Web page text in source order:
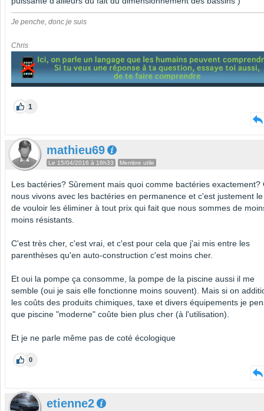
Je penche, donc je suis
Chris
1
mathieu69
Le 15/04/2016 à 16h33 Membre utile
Les bactéries? Sûrement mais quoi comme bactéries exactement?
nous vivons avec les bactéries en permanence et c'est justement
de vouloir les éliminer à tout prix qui fait que nous sommes de
moins résistants.
C'est très cher, c'est vrai, et c'est pour cela que j'ai mis entre les
parenthèses qu'en auto-construction c'est moins cher.
Et oui la pompe ça consomme, la pompe de la piscine aussi il me
semble (oui je sais elle fonctionne moins souvent). Mais si on
les coûts des produits chimiques, taxe et divers équipements je
que piscine "moderne" coûte bien plus cher (à l'utilisation).
Et je ne parle même pas de coté écologique
0
etienne2